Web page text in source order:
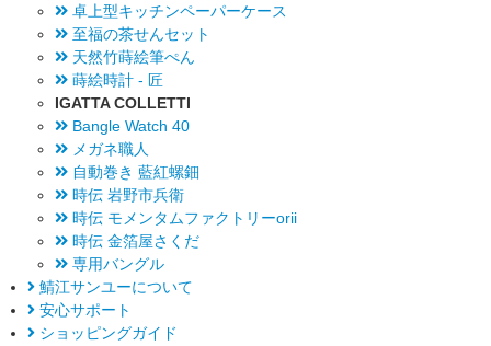
卓上型キッチンペーパーケース
至福の茶せんセット
天然竹蒔絵筆ぺん
蒔絵時計 - 匠
IGATTA COLLETTI
Bangle Watch 40
メガネ職人
自動巻き 藍紅螺鈿
時伝 岩野市兵衛
時伝 モメンタムファクトリーorii
時伝 金箔屋さくだ
専用バングル
鯖江サンユーについて
安心サポート
ショッピングガイド